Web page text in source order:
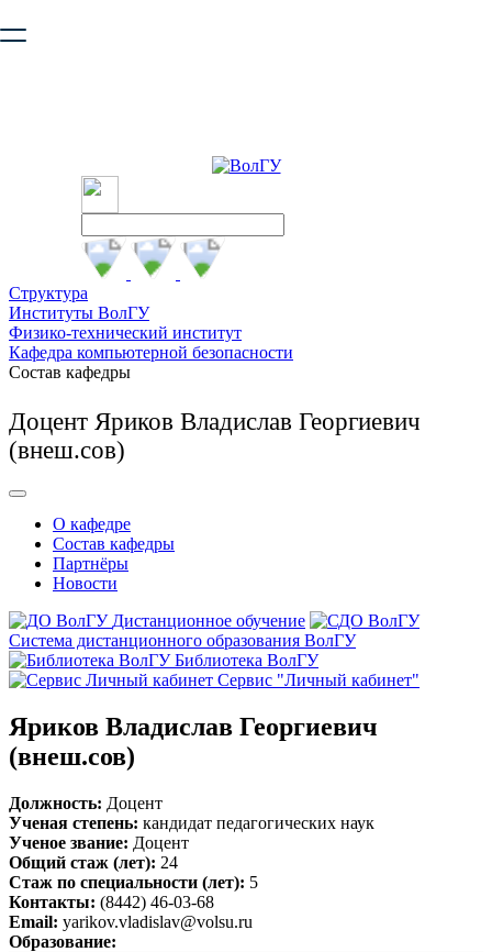
безопасную работу с сайтом. Пожалуйста
Структура
Институты ВолГУ
Физико-технический институт
Кафедра компьютерной безопасности
Состав кафедры
Доцент Яриков Владислав Георгиевич
(внеш.сов)
О кафедре
Состав кафедры
Партнёры
Новости
Дистанционное обучение
Система дистанционного образования ВолГУ
Библиотека ВолГУ
Сервис "Личный кабинет"
Яриков Владислав Георгиевич
(внеш.сов)
Должность: Доцент
Ученая степень: кандидат педагогических наук
Ученое звание: Доцент
Общий стаж (лет): 24
Стаж по специальности (лет): 5
Контакты: (8442) 46-03-68
Email: yarikov.vladislav@volsu.ru
Образование: